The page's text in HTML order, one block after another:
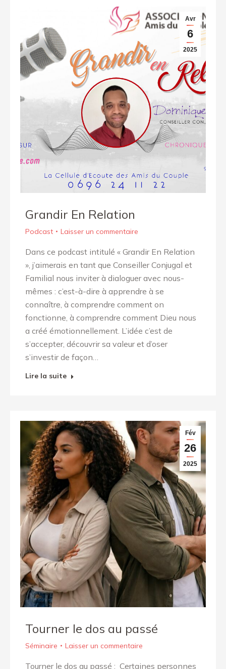
Avr
6
2025
Grandir En Relation
Podcast Laisser un commentaire
Dans ce podcast intitulé « Grandir En Relation
», j’aimerais en tant que Conseiller Conjugal et
Familial nous inviter à dialoguer avec nous-
mêmes : c’est-à-dire à apprendre à se
connaître, à comprendre comment on
fonctionne, à comprendre comment Dieu nous
a créé émotionnellement. L’idée c’est de
s’accepter, découvrir sa valeur et d’oser
s’investir de façon…
Lire la suite
Fév
26
2025
Tourner le dos au passé
Séminaire Laisser un commentaire
Tourner le dos au passé : Certaines personnes